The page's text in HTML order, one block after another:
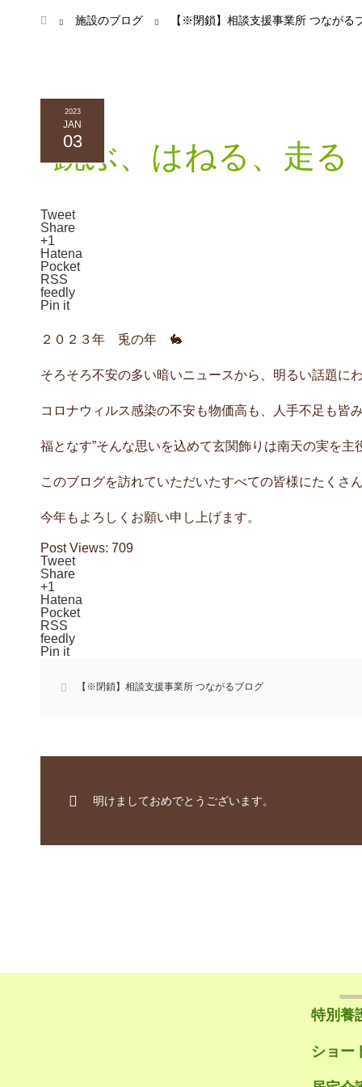
ホーム施設のブログ 【※閉鎖】相談支援事業所 つながる
2023
JAN
03
跳ぶ、はねる、走
Tweet
Share
+1
Hatena
Pocket
RSS
feedly
Pin it
２０２３年 兎の年 🐇
そろそろ不安の多い暗いニュースから、明るい話題に
コロナウィルス感染の不安も物価高も、人手不足も皆
福となす”そんな思いを込めて玄関飾りは南天の実を主
このブログを訪れていただいたすべての皆様にたくさ
今年もよろしくお願い申し上げます。
Post Views: 709
Tweet
Share
+1
Hatena
Pocket
RSS
feedly
Pin it
【※閉鎖】相談支援事業所 つながるブログ
明けましておめでとうございます。
特別養
ショー